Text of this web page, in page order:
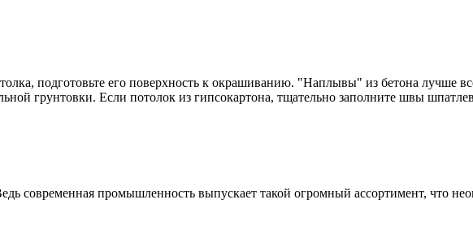
подготовьте его поверхность к окрашиванию. "Наплывы" из бетона лучше
грунтовки. Если потолок из гипсокартона, тщательно заполните швы
современная промышленность выпускает такой огромный ассортимент, что